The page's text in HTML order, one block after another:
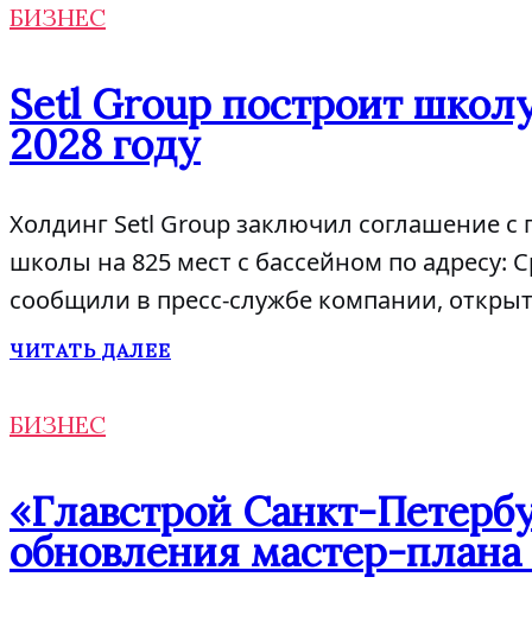
БИЗНЕС
Setl Group построит
2028 году
Холдинг Setl Group заключил соглашение
школы на 825 мест с бассейном по адресу:
сообщили в пресс-службе компании,
ЧИТАТЬ ДАЛЕЕ
БИЗНЕС
«Главстрой Санкт-
обновления мастер-